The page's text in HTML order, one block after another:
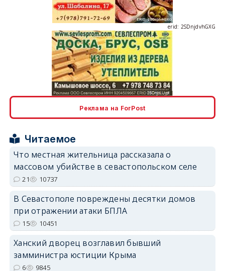
Реклама на ForPost
Читаемое
Что местная жительница рассказала о
массовом убийстве в севастопольском селе
21 10737
В Севастополе повреждены десятки домов
при отражении атаки БПЛА
15 10451
Ханский дворец возглавил бывший
замминистра юстиции Крыма
6 9845